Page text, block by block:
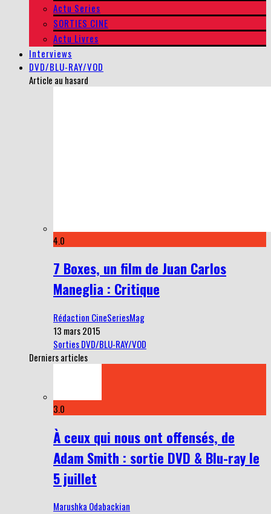
Actu Series
SORTIES CINE
Actu Livres
Interviews
DVD/BLU-RAY/VOD
Article au hasard
4.0
7 Boxes, un film de Juan Carlos
Maneglia : Critique
Rédaction CineSeriesMag
13 mars 2015
Sorties DVD/BLU-RAY/VOD
Derniers articles
3.0
À ceux qui nous ont offensés, de
Adam Smith : sortie DVD & Blu-ray le
5 juillet
Marushka Odabackian